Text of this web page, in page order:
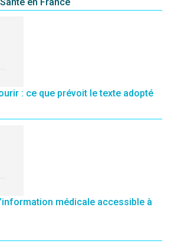
: ce que prévoit le texte adopté
médicale accessible à